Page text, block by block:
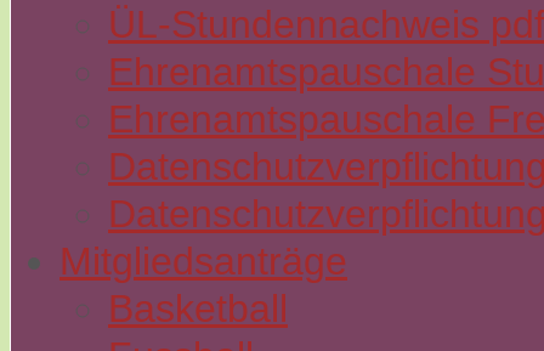
ÜL-Stundennachweis
Ehrenamtspauschale
Ehrenamtspauschale
Mitgliedsanträge
Basketball